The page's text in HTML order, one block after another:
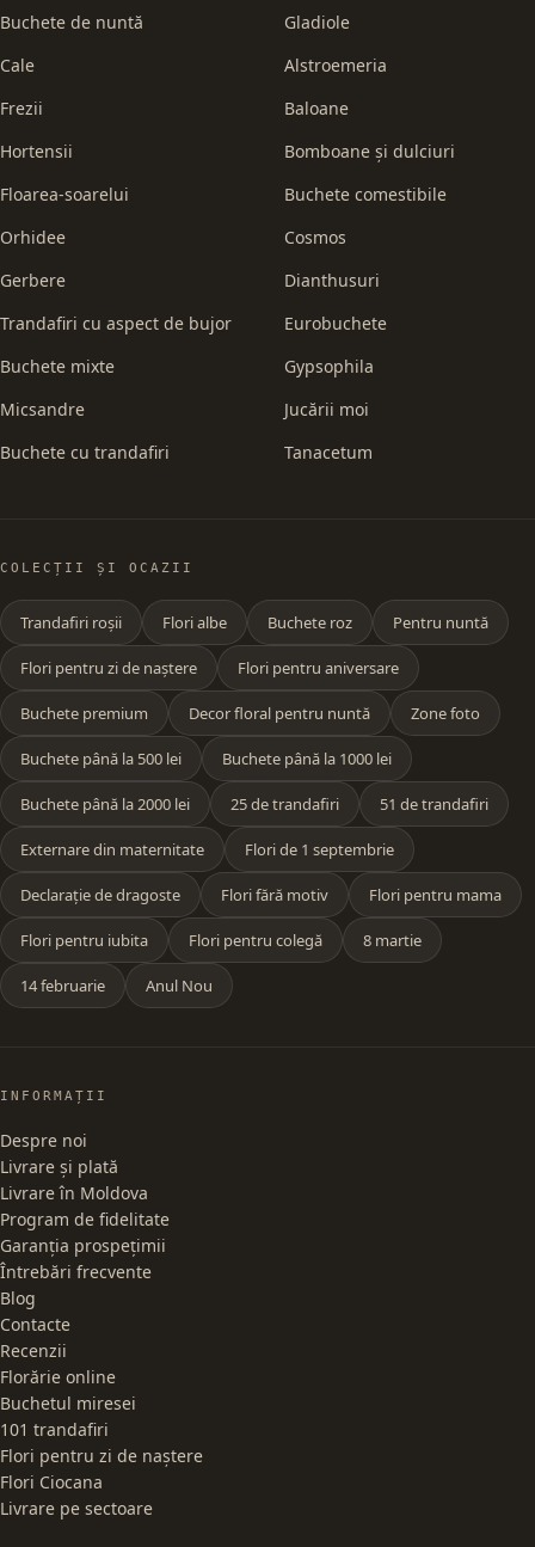
Buchete de nuntă
Cale
Frezii
Hortensii
Floarea-soarelui
Orhidee
Gerbere
Trandafiri cu aspect de bujor
Buchete mixte
Micsandre
Buchete cu trandafiri
Gladiole
Alstroemeria
Baloane
Bomboane și dulciuri
Buchete comestibile
Cosmos
Dianthusuri
Eurobuchete
Gypsophila
Jucării moi
Tanacetum
COLECȚII ȘI OCAZII
Trandafiri roșii Flori albe Buchete roz Pentru nuntă
Flori pentru zi de naștere Flori pentru aniversare
Buchete premium Decor floral pentru nuntă Zone foto
Buchete până la 500 lei Buchete până la 1000 lei
Buchete până la 2000 lei 25 de trandafiri 51 de trandafiri
Externare din maternitate Flori de 1 septembrie
Declarație de dragoste Flori fără motiv Flori pentru mama
Flori pentru iubita Flori pentru colegă 8 martie
14 februarie Anul Nou
INFORMAȚII
Despre noi
Livrare și plată
Livrare în Moldova
Program de fidelitate
Garanția prospețimii
Întrebări frecvente
Blog
Contacte
Recenzii
Florărie online
Buchetul miresei
101 trandafiri
Flori pentru zi de naștere
Flori Ciocana
Livrare pe sectoare